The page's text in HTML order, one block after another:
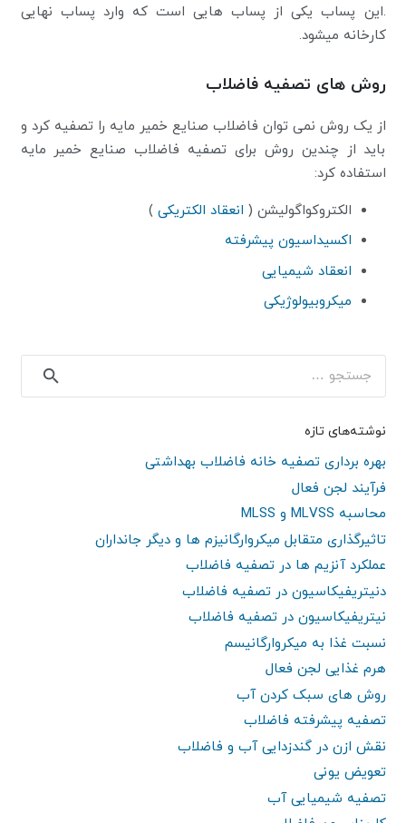
.این پساب یکی از پساب هایی است که وارد پساب نهایی
کارخانه میشود.
روش های تصفیه فاضلاب
از یک روش نمی توان فاضلاب صنایع خمیر مایه را تصفیه کرد و
باید از چندین روش برای تصفیه فاضلاب صنایع خمیر مایه
استفاده کرد:
الکتروکواگولیشن ( انعقاد الکتریکی )
اکسیداسیون پیشرفته
انعقاد شیمیایی
میکروبیولوژیکی
برای:
نوشته‌های تازه
بهره برداری تصفیه خانه فاضلاب بهداشتی
فرآیند لجن فعال
محاسبه MLVSS و MLSS
تاثیرگذاری متقابل میکروارگانیزم ها و دیگر جانداران
عملکرد آنزیم ها در تصفیه فاضلاب
دنیتریفیکاسیون در تصفیه فاضلاب
نیتریفیکاسیون در تصفیه فاضلاب
نسبت غذا به میکروارگانیسم
هرم غذایی لجن فعال
روش های سبک کردن آب
تصفیه پیشرفته فاضلاب
نقش ازن در گندزدایی آب و فاضلاب
تعویض یونی
تصفیه شیمیایی آب